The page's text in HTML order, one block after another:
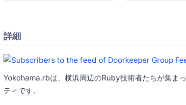
詳細
Yokohama.rbは、横浜周辺のRuby技術者たちが集ま
ティです。